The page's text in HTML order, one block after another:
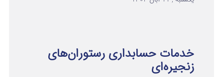
خدمات حسابداری رستوران‌های
زنجیره‌ای